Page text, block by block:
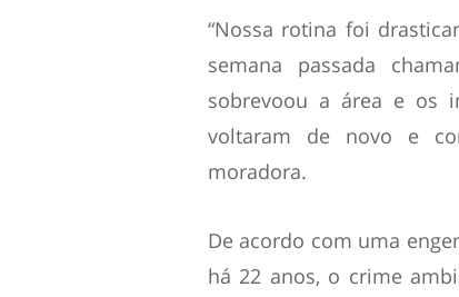
“Nossa rotina foi
semana passada
sobrevoou a área e os
voltaram de novo e
moradora.
De acordo com uma
há 22 anos, o crime